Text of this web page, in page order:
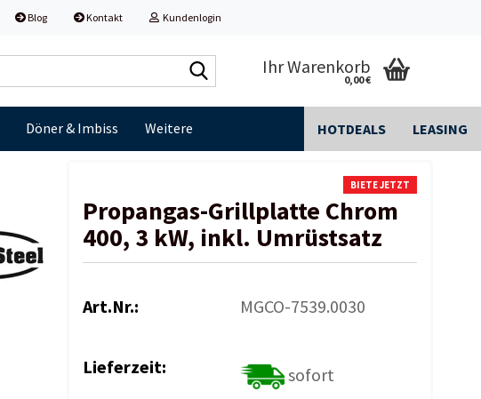
Blog Kontakt Kundenlogin
durchsuchen...
Ihr Warenkorb
0,00 €
Döner & Imbiss HOTDEALS LEASING
Weitere
BIETE JETZT
Propangas-Grillplatte Chrom
400, 3 kW, inkl. Umrüstsatz
Art.Nr.: MGCO-7539.0030
Lieferzeit:
sofort